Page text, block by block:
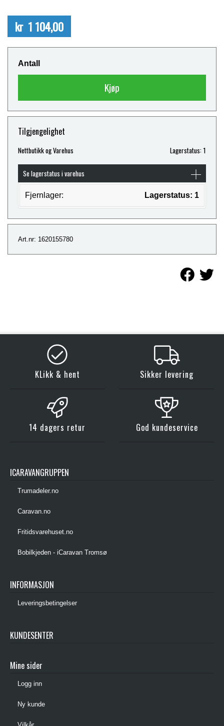
kr 1 104,00
Antall
Kjøp
Tilgjengelighet
Nettbutikk og Varehus Lagerstatus: 1
Se lagerstatus i varehus
Fjernlager: Lagerstatus: 1
Art.nr: 1620155780
KLikk & hent Sikker levering
14 dagers retur God kundeservice
ICARAVANGRUPPEN
Trumadeler.no
Caravan.no
Fritidsvarehuset.no
Bobilkjeden - iCaravan Tromsø
INFORMASJON
Leveringsbetingelser
KUNDESENTER
Mine sider
Logg inn
Ny kunde